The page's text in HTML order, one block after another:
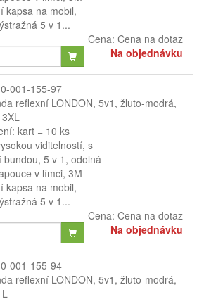
kapsa na mobil,
5 v 1...
Cena: Cena na dotaz
Na objednávku
001-155-97
reflexní LONDON, 5v1, žluto-modrá,
kart = 10 ks
viditelností, s
5 v 1, odolná
v límci, 3M
kapsa na mobil,
5 v 1...
Cena: Cena na dotaz
Na objednávku
001-155-94
reflexní LONDON, 5v1, žluto-modrá,